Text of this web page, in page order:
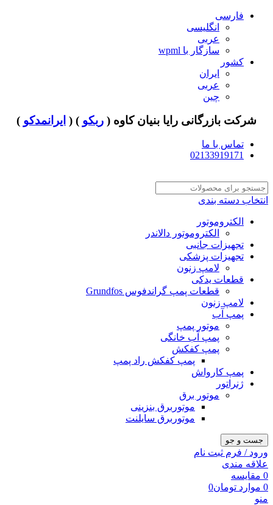
فارسی
انگلیسی
عربی
سازگار با wpml
کشور
ایران
عربی
چین
شرکت بازرگانی رایا بنیان کاوه ( ربکو ) ( ایرانمدکو )
تماس با ما
02133919171
انتخاب دسته بندی
الکتروموتور
الکتروموتور دالاندر
تجهیزات جانبی
تجهیزات پزشکی
لامپ زنون
قطعات یدکی
قطعات پمپ گراندفوس Grundfos
لامپ زنون
پمپ آب
موتور پمپ
پمپ آب خانگی
پمپ کفکش
پمپ کفکش راد پمپ
پمپ کارواش
ژنراتور
موتور برق
موتوربرق بنزینی
موتوربرق سایلنت
جست و جو
ورود / فرم ثبت نام
علاقه مندی
0 مقایسه
0 موارد تومان0
منو